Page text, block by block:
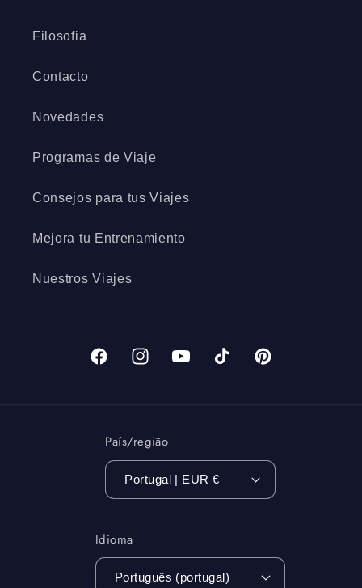
Filosofia
Contacto
Novedades
Programas de Viaje
Consejos para tus Viajes
Mejora tu Entrenamiento
Nuestros Viajes
FacebookInstagramYouTubeTikTok Pinterest
País/região
Portugal | EUR €
Idioma
Português (portugal)